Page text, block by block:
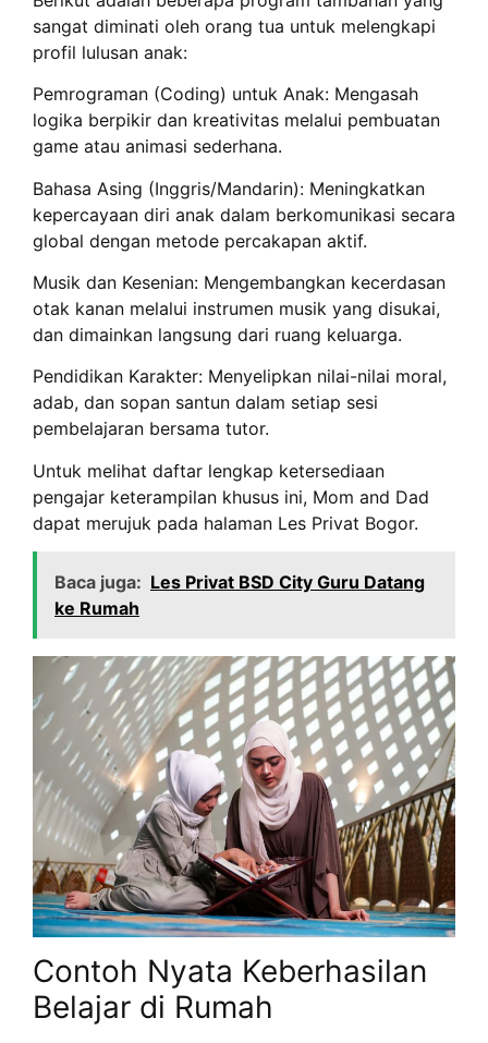
sangat diminati oleh orang tua untuk melengkapi
profil lulusan anak:
Pemrograman (Coding) untuk Anak: Mengasah
logika berpikir dan kreativitas melalui pembuatan
game atau animasi sederhana.
Bahasa Asing (Inggris/Mandarin): Meningkatkan
kepercayaan diri anak dalam berkomunikasi secara
global dengan metode percakapan aktif.
Musik dan Kesenian: Mengembangkan kecerdasan
otak kanan melalui instrumen musik yang disukai,
dan dimainkan langsung dari ruang keluarga.
Pendidikan Karakter: Menyelipkan nilai-nilai moral,
adab, dan sopan santun dalam setiap sesi
pembelajaran bersama tutor.
Untuk melihat daftar lengkap ketersediaan
pengajar keterampilan khusus ini, Mom and Dad
dapat merujuk pada halaman Les Privat Bogor.
Baca juga: Les Privat BSD City Guru Datang
ke Rumah
Contoh Nyata Keberhasilan
Belajar di Rumah